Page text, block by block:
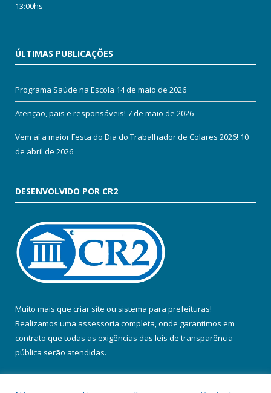
13:00hs
ÚLTIMAS PUBLICAÇÕES
Programa Saúde na Escola 14 de maio de 2026
Atenção, pais e responsáveis! 7 de maio de 2026
Vem aí a maior Festa do Dia do Trabalhador de Colares 2026! 10
de abril de 2026
DESENVOLVIDO POR CR2
Muito mais que criar site ou sistema para prefeituras!
Realizamos uma assessoria completa, onde garantimos em
contrato que todas as exigências das leis de transparência
pública serão atendidas.